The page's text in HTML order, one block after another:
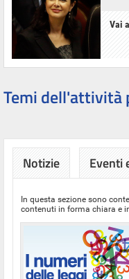
Vai
Temi dell'attività
Notizie Eventi
In questa sezione sono
contenuti in forma chiara e